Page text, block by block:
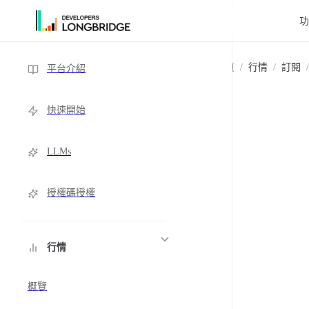
跳轉到內容
平台介紹
快速開始
LLMs
授權碼授權
行情
概覽
主頁 / 行情 / 訂閱 /